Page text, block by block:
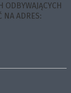
ODBYWAJĄCYCH
NA ADRES: